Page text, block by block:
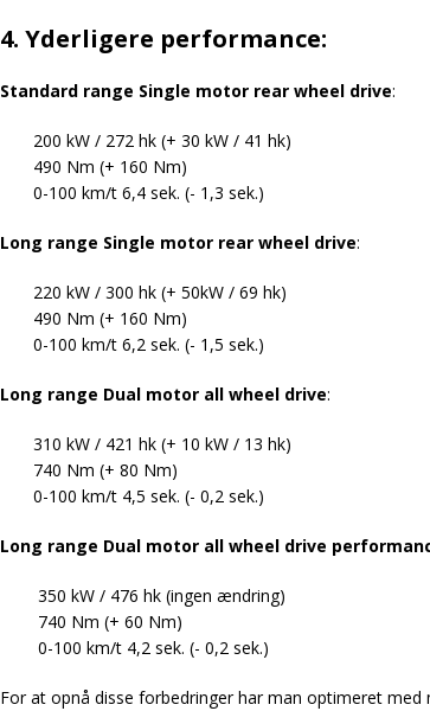
4. Yderligere performance:
Standard range Single motor rear wheel drive:
200 kW / 272 hk (+ 30 kW / 41 hk)
490 Nm (+ 160 Nm)
0-100 km/t 6,4 sek. (- 1,3 sek.)
Long range Single motor rear wheel drive:
220 kW / 300 hk (+ 50kW / 69 hk)
490 Nm (+ 160 Nm)
0-100 km/t 6,2 sek. (- 1,5 sek.)
Long range Dual motor all wheel drive:
310 kW / 421 hk (+ 10 kW / 13 hk)
740 Nm (+ 80 Nm)
0-100 km/t 4,5 sek. (- 0,2 sek.)
Long range Dual motor all wheel drive
350 kW / 476 hk (ingen ændring)
740 Nm (+ 60 Nm)
0-100 km/t 4,2 sek. (- 0,2 sek.)
For at opnå disse forbedringer har man optimeret